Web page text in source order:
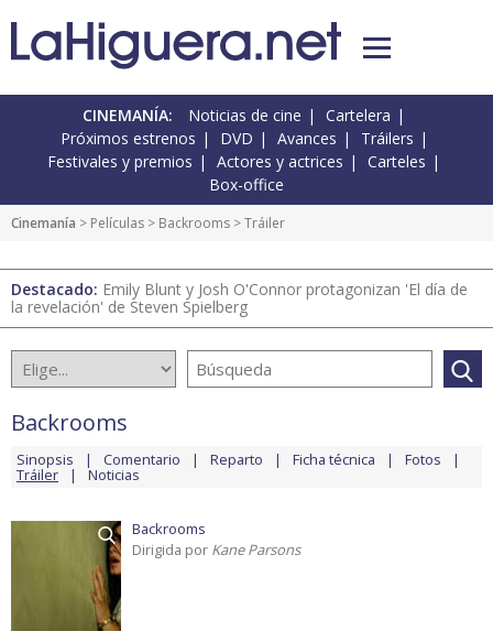
CINEMANÍA: Noticias de cine
Cartelera
Próximos estrenos
DVD Avances
Tráilers
Festivales y premios
Actores y actrices
Carteles
Box-office
Cinemanía > Películas > Backrooms > Tráiler
Destacado: Emily Blunt y Josh O'Connor protagonizan 'El día de
la revelación' de Steven Spielberg
Backrooms
Sinopsis Comentario Reparto Ficha técnica Fotos
Tráiler Noticias
Backrooms
Dirigida por Kane Parsons